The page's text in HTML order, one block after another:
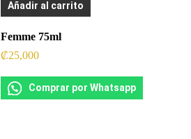
Añadir al carrito
Femme 75ml
₡25,000
Comprar por Whatsapp